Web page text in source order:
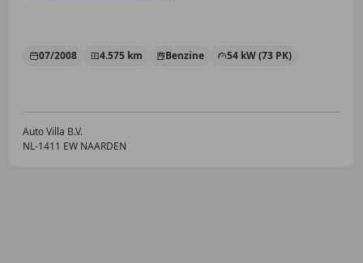
07/2008 4.575 km Benzine 54 kW (73 PK)
Auto Villa B.V.
NL-1411 EW NAARDEN